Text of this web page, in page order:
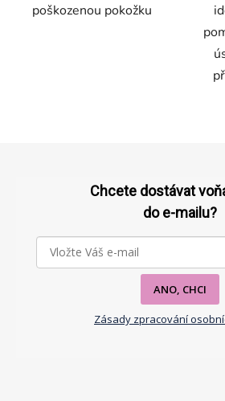
poškozenou pokožku
Chcete dostávat
do e-mailu?
ANO, CHCI
Zásady zpracování